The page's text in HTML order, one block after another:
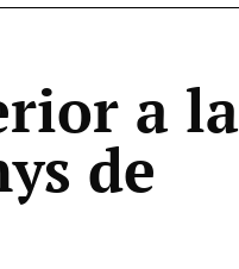
a la
de